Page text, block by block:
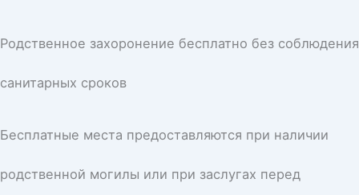
Родственное захоронение бесплатно без соблюдения
санитарных сроков
Бесплатные места предоставляются при наличии
родственной могилы или при заслугах перед